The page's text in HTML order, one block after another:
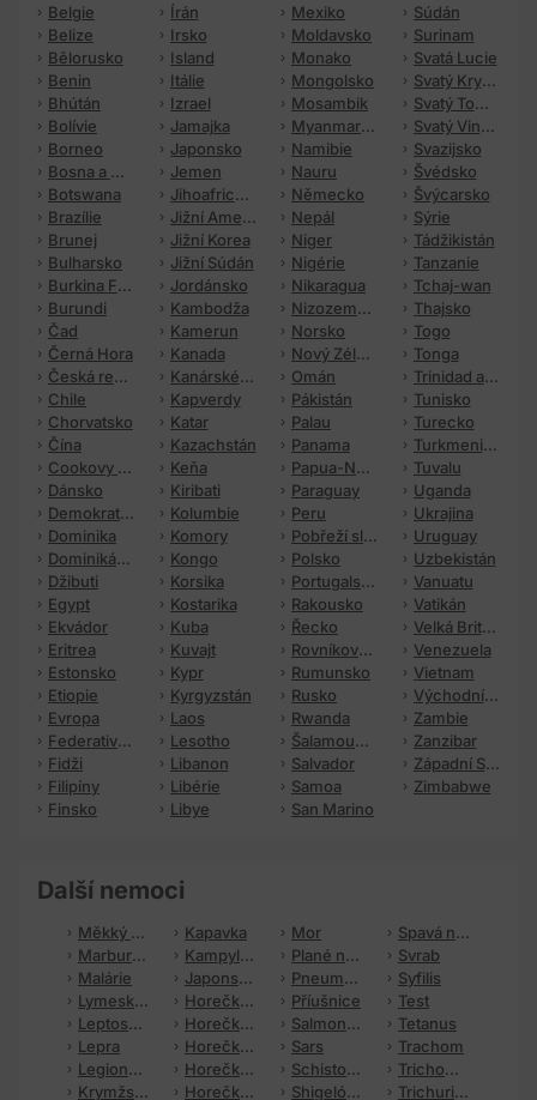
Belgie
Belize
Bělorusko
Benin
Bhútán
Bolívie
Borneo
Bosna a Hercegovina
Botswana
Brazílie
Brunej
Bulharsko
Burkina Faso
Burundi
Čad
Černá Hora
Česká republika
Chile
Chorvatsko
Čína
Cookovy ostrovy
Dánsko
Demokratická republika Kongo (Zair)
Dominika
Dominikánská republika
Džibuti
Egypt
Ekvádor
Eritrea
Estonsko
Etiopie
Evropa
Federativní státy Mikronésie
Fidži
Filipíny
Finsko
Írán
Irsko
Island
Itálie
Izrael
Jamajka
Japonsko
Jemen
Jihoafrická republika
Jižní Amerika
Jižní Korea
Jižní Súdán
Jordánsko
Kambodža
Kamerun
Kanada
Kanárské ostrovy
Kapverdy
Katar
Kazachstán
Keňa
Kiribati
Kolumbie
Komory
Kongo
Korsika
Kostarika
Kuba
Kuvajt
Kypr
Kyrgyzstán
Laos
Lesotho
Libanon
Libérie
Libye
Mexiko
Moldavsko
Monako
Mongolsko
Mosambik
Myanmar (Barma)
Namibie
Nauru
Německo
Nepál
Niger
Nigérie
Nikaragua
Nizozemsko
Norsko
Nový Zéland
Omán
Pákistán
Palau
Panama
Papua-Nová Guinea
Paraguay
Peru
Pobřeží slonoviny
Polsko
Portugalsko
Rakousko
Řecko
Rovníková Guinea
Rumunsko
Rusko
Rwanda
Šalamounovy ostrovy
Salvador
Samoa
San Marino
Súdán
Surinam
Svatá Lucie
Svatý Kryštof a Nevis
Svatý Tomáš a Princův ostrov
Svatý Vincenc a Grenadiny
Svazijsko
Švédsko
Švýcarsko
Sýrie
Tádžikistán
Tanzanie
Tchaj-wan
Thajsko
Togo
Tonga
Trinidad a Tobago
Tunisko
Turecko
Turkmenistán
Tuvalu
Uganda
Ukrajina
Uruguay
Uzbekistán
Vanuatu
Vatikán
Velká Británie
Venezuela
Vietnam
Východní Timor
Zambie
Zanzibar
Západní Sahara
Zimbabwe
Další nemoci
Měkký vřed
Marburgská horečka
Malárie
Lymeská borelióza
Leptospiróza
Lepra
Legionelové infekce
Krymžsko-konžská horečka
Kapavka
Kampylobakterióza
Japonská encefalitida
Horečka Skalistých hor
Horečka papatači
Horečka Oroya
Horečka Lassa
Horečka Ebola
Mor
Plané neštovice
Pneumokoková infekce
Příušnice
Salmonelóza
Sars
Schistosomóza
Shigelóza (bacilární úplavice)
Spavá nemoc
Svrab
Syfilis
Test
Tetanus
Trachom
Trichomonóza
Trichurióza